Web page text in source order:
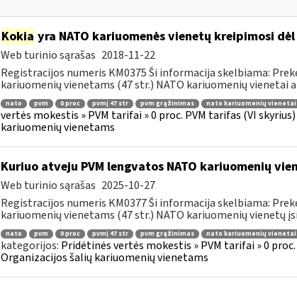
Kokia yra NATO kariuomenės vienetų kreipimosi
Web turinio sąrašas 2018-11-22
Registracijos numeris KM0375 Ši informacija skelbiama:
kariuomenių vienetams (47 str.) NATO kariuomenių vienetai
nato pvm 0 proc pvmį 47 str pvm grąžinimas nato kariuomenių vienetai
vertės mokestis » PVM tarifai » 0 proc. PVM tarifas (VI
kariuomenių vienetams
Kuriuo atveju PVM lengvatos NATO kariuomenių
Web turinio sąrašas 2025-10-27
Registracijos numeris KM0377 Ši informacija skelbiama:
kariuomenių vienetams (47 str.) NATO kariuomenių vienetų
nato pvm 0 proc pvmį 47 str pvm grąžinimas nato kariuomenių vienetai
kategorijos: Pridėtinės vertės mokestis » PVM tarifai » 0
Organizacijos šalių kariuomenių vienetams